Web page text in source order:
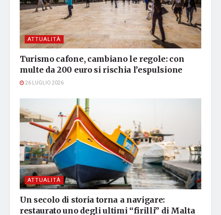
ATTUALITÀ
Turismo cafone, cambiano le regole: con
multe da 200 euro si rischia l’espulsione
26 LUGLIO 2026
ATTUALITÀ
Un secolo di storia torna a navigare:
restaurato uno degli ultimi “firilli” di Malta